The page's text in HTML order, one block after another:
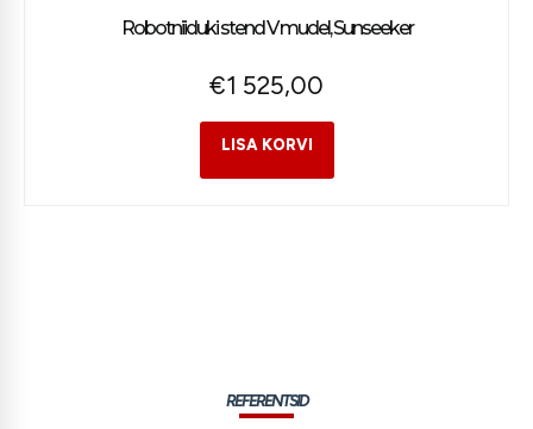
Robotniiduki stend V mudel, Sunseeker
€1 525,00
REFERENTSID